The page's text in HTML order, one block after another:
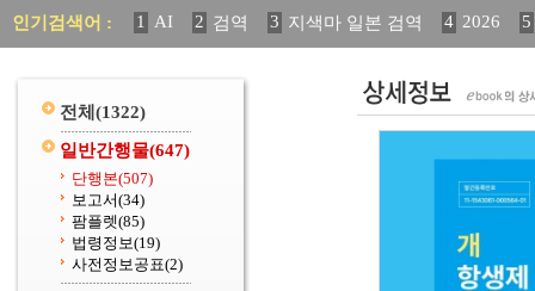
인기검색어 : 1 AI 2 검역 3 지색마 일본 검역 4 2026 5
전체 (1322)
일반간행물(647)
단행본(507)
보고서(34)
팜플렛(85)
법령정보(19)
사전정보공표(2)